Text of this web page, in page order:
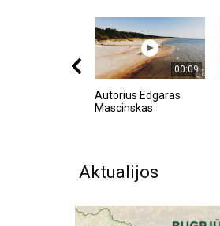
00:09
Autorius Edgaras
Mascinskas
Aktualijos